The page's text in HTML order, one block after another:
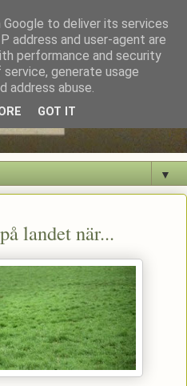
▼
landet när...
to deliver its services
address and user-agent are
performance and security
generate usage
address abuse.
GOT IT